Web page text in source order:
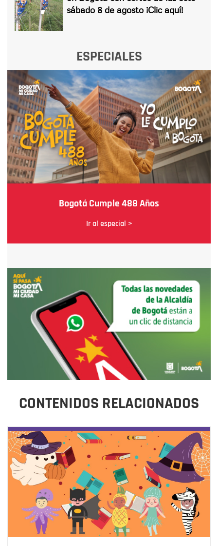
sábado 8 de agosto ¡Clic aquí!
ESPECIALES
Bogotá Cumple 488 Años
Ir al especial >
CONTENIDOS RELACIONADOS